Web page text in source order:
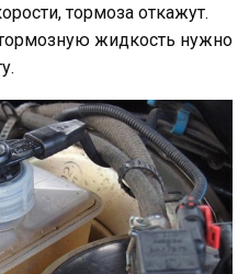
тормоза откажут.
жидкость нужно